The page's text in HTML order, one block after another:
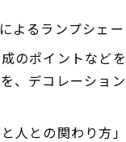
るランプシェー
のポイントなどを
、デコレーショ
との関わり方